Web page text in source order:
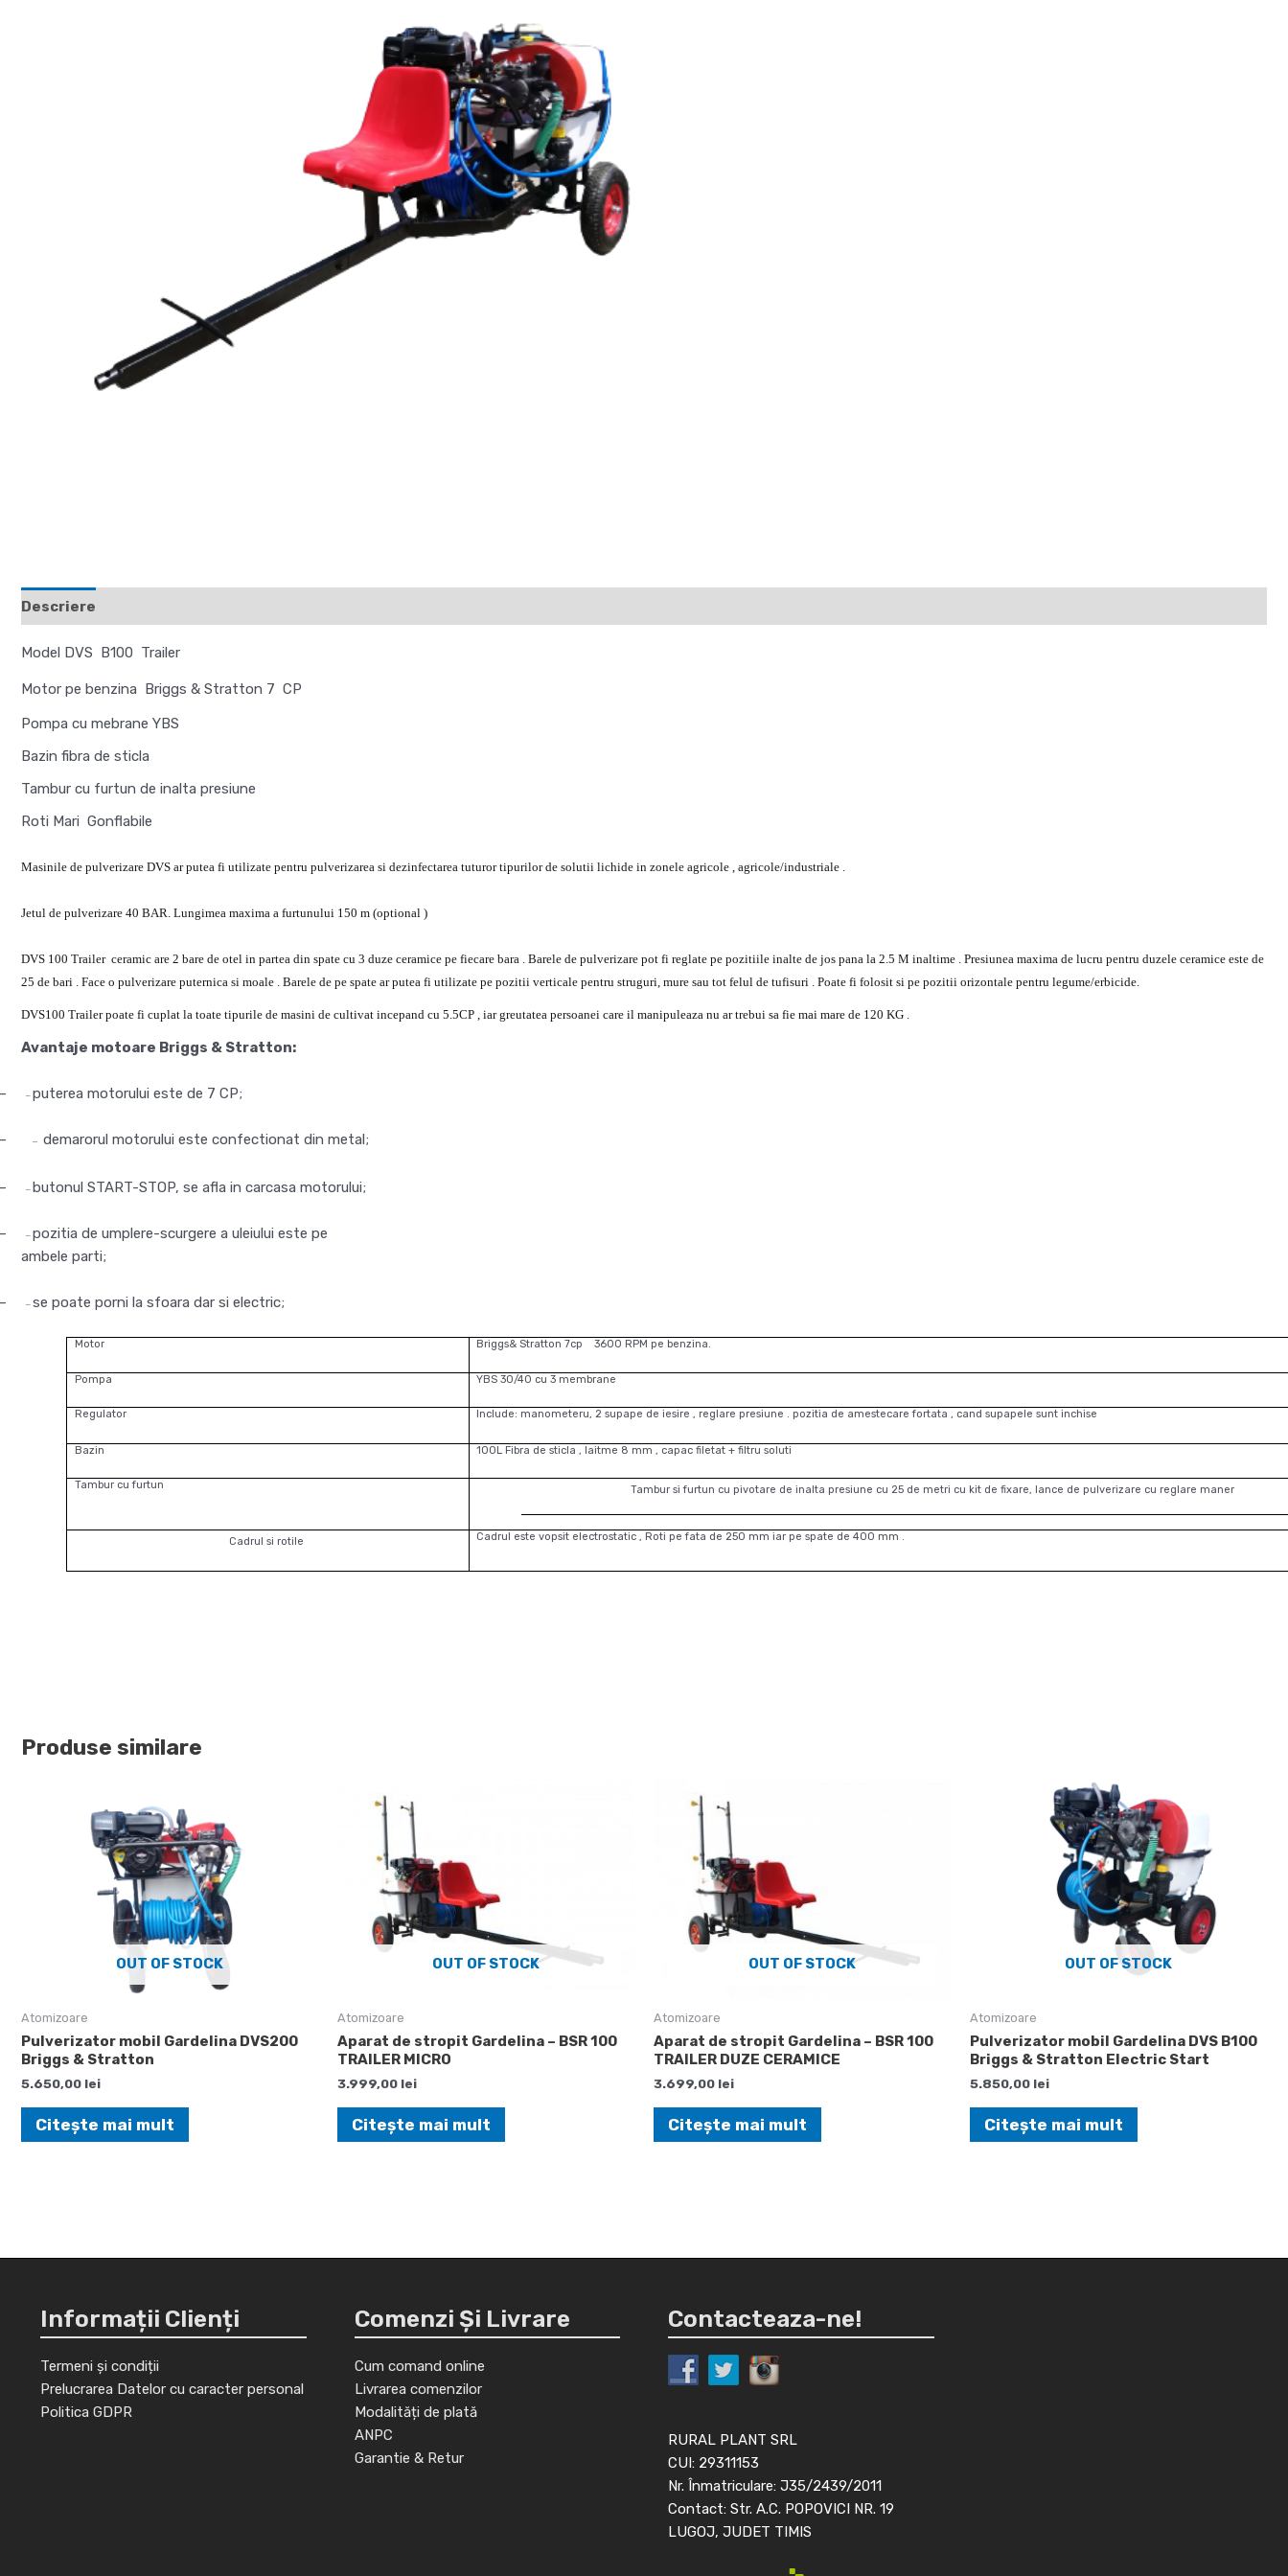
Descriere
Model DVS B100 Trailer
Motor pe benzina Briggs & Stratton 7 CP
Pompa cu mebrane YBS
Bazin fibra de sticla
Tambur cu furtun de inalta presiune
Roti Mari Gonflabile
Masinile de pulverizare DVS ar putea fi utilizate pentru pulverizarea si dezinfectarea tuturor tipurilor de solutii lichide in zonele agricole , agricole/industriale .
Jetul de pulverizare 40 BAR. Lungimea maxima a furtunului 150 m (optional )
DVS 100 Trailer ceramic are 2 bare de otel in partea din spate cu 3 duze ceramice pe fiecare bara . Barele de pulverizare pot fi reglate pe pozitiile inalte de jos pana la 2.5 M inaltime . Presiunea maxima de lucru pentru duzele ceramice este de
25 de bari . Face o pulverizare puternica si moale . Barele de pe spate ar putea fi utilizate pe pozitii verticale pentru struguri, mure sau tot felul de tufisuri . Poate fi folosit si pe pozitii orizontale pentru legume/erbicide.
DVS100 Trailer poate fi cuplat la toate tipurile de masini de cultivat incepand cu 5.5CP , iar greutatea persoanei care il manipuleaza nu ar trebui sa fie mai mare de 120 KG .
Avantaje motoare Briggs & Stratton:
– puterea motorului este de 7 CP;
– demarorul motorului este confectionat din metal;
– butonul START-STOP, se afla in carcasa motorului;
– pozitia de umplere-scurgere a uleiului este pe
ambele parti;
– se poate porni la sfoara dar si electric;
Motor Briggs& Stratton 7cp 3600 RPM pe benzina.
Pompa YBS 30/40 cu 3 membrane
Regulator Include: manometeru, 2 supape de iesire , reglare presiune . pozitia de amestecare fortata , cand supapele sunt inchise
Bazin 100L Fibra de sticla , laitme 8 mm , capac filetat + filtru soluti
Tambur cu furtun Tambur si furtun cu pivotare de inalta presiune cu 25 de metri cu kit de fixare, lance de pulverizare cu reglare maner
Cadrul si rotile Cadrul este vopsit electrostatic , Roti pe fata de 250 mm iar pe spate de 400 mm .
Produse similare
OUT OF STOCK
Atomizoare
Pulverizator mobil Gardelina DVS200
Briggs & Stratton
5.650,00 lei
Citește mai mult
OUT OF STOCK
Atomizoare
Aparat de stropit Gardelina – BSR 100
TRAILER MICRO
3.999,00 lei
Citește mai mult
OUT OF STOCK
Atomizoare
Aparat de stropit Gardelina – BSR 100
TRAILER DUZE CERAMICE
3.699,00 lei
Citește mai mult
OUT OF STOCK
Atomizoare
Pulverizator mobil Gardelina DVS B100
Briggs & Stratton Electric Start
5.850,00 lei
Citește mai mult
Informații Clienți
Termeni și condiții
Prelucrarea Datelor cu caracter personal
Politica GDPR
Comenzi Și Livrare
Cum comand online
Livrarea comenzilor
Modalități de plată
ANPC
Garantie & Retur
Contacteaza-ne!
RURAL PLANT SRL
CUI: 29311153
Nr. Înmatriculare: J35/2439/2011
Contact: Str. A.C. POPOVICI NR. 19
LUGOJ, JUDET TIMIS